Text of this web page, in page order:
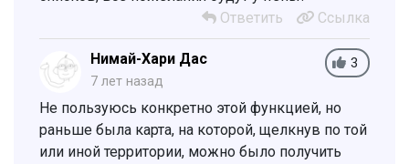
Ответить
Ссылка
3
Нимай-Хари Дас
7 лет назад
Не пользуюсь конкретно этой функцией, но
раньше была карта, на которой, щелкнув по той
или иной территории, можно было получить